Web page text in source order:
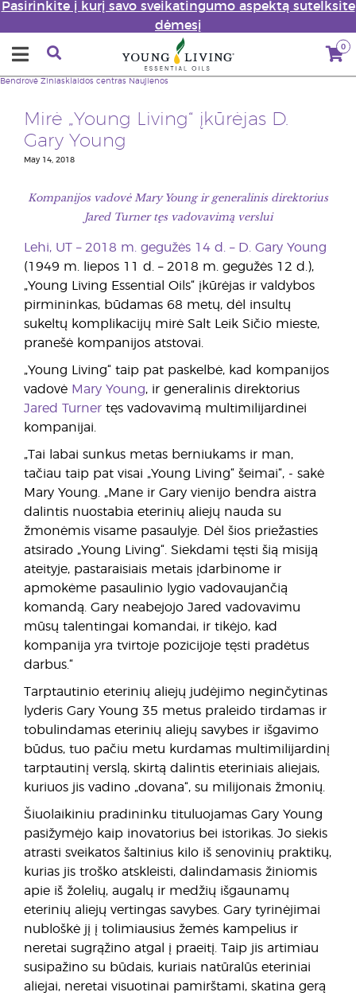
Pasirinkite į kurį savo sveikatingumo aspektą sutelksite
dėmesį
0
Bendrovė Žiniasklaidos centras Naujienos
Mirė „Young Living“ įkūrėjas D.
Gary Young
May 14, 2018
Kompanijos vadovė Mary Young ir generalinis direktorius
Jared Turner tęs vadovavimą verslui
Lehi, UT – 2018 m. gegužės 14 d. – D. Gary Young
(1949 m. liepos 11 d. – 2018 m. gegužės 12 d.),
„Young Living Essential Oils“ įkūrėjas ir valdybos
pirmininkas, būdamas 68 metų, dėl insultų
sukeltų komplikacijų mirė Salt Leik Sičio mieste,
pranešė kompanijos atstovai.
„Young Living“ taip pat paskelbė, kad kompanijos
vadovė Mary Young, ir generalinis direktorius
Jared Turner tęs vadovavimą multimilijardinei
kompanijai.
„Tai labai sunkus metas berniukams ir man,
tačiau taip pat visai „Young Living“ šeimai“, - sakė
Mary Young. „Mane ir Gary vienijo bendra aistra
dalintis nuostabia eterinių aliejų nauda su
žmonėmis visame pasaulyje. Dėl šios priežasties
atsirado „Young Living“. Siekdami tęsti šią misiją
ateityje, pastaraisiais metais įdarbinome ir
apmokėme pasaulinio lygio vadovaujančią
komandą. Gary neabejojo Jared vadovavimu
mūsų talentingai komandai, ir tikėjo, kad
kompanija yra tvirtoje pozicijoje tęsti pradėtus
darbus.“
Tarptautinio eterinių aliejų judėjimo neginčytinas
lyderis Gary Young 35 metus praleido tirdamas ir
tobulindamas eterinių aliejų savybes ir išgavimo
būdus, tuo pačiu metu kurdamas multimilijardinį
tarptautinį verslą, skirtą dalintis eteriniais aliejais,
kuriuos jis vadino „dovana“, su milijonais žmonių.
Šiuolaikiniu pradininku tituluojamas Gary Young
pasižymėjo kaip inovatorius bei istorikas. Jo siekis
atrasti sveikatos šaltinius kilo iš senovinių praktikų,
kurias jis troško atskleisti, dalindamasis žiniomis
apie iš žolelių, augalų ir medžių išgaunamų
eterinių aliejų vertingas savybes. Gary tyrinėjimai
nubloškė jį į tolimiausius žemės kampelius ir
neretai sugrąžino atgal į praeitį. Taip jis artimiau
susipažino su būdais, kuriais natūralūs eteriniai
aliejai, neretai visuotinai pamirštami, skatina gerą